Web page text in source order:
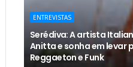
ENTREVISTAS
Serédiva: A artista
Anitta e sonha em levar
Reggaeton e Funk